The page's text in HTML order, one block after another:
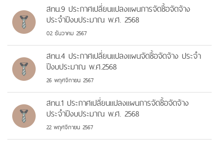
สทน.9 ประกาศเปลี่ยนแปลงแผนการจัดซื้อจัดจ้าง
ประจำปีงบประมาณ พ.ศ. 2568
02 ธันวาคม 2567
สทน.4 ประกาศเปลี่ยนแปลงแผนจัดซื้อจัดจ้าง ประจำ
ปีงบประมาณ พ.ศ.2568
26 พฤศจิกายน 2567
สทน.1 ประกาศเปลี่ยนแปลงแผนการจัดซื้อจัดจ้าง
ประจำปีงบประมาณ พ.ศ. 2568
22 พฤศจิกายน 2567